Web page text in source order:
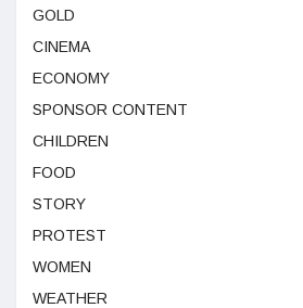
GOLD
CINEMA
ECONOMY
SPONSOR CONTENT
CHILDREN
FOOD
STORY
PROTEST
WOMEN
WEATHER